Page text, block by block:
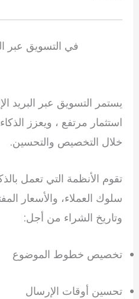
في التسويق عبر
يستمر التسويق عبر البريد
استثمار مرتفع ، ويعزز
خلال التخصيص والتحسين.
تقوم الأنظمة التي تعمل
سلوك العملاء، والأسعار
وتاريخ الشراء من أجل:
تخصيص خطوط الموضوع
تحسين أوقات الإرسال